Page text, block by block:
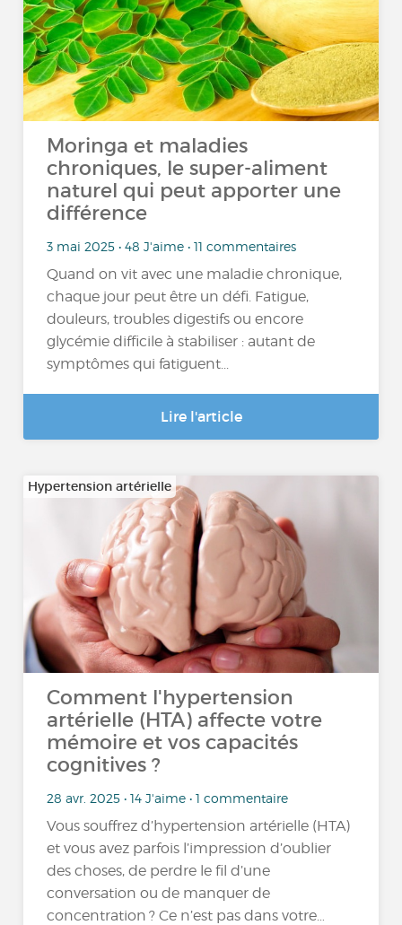
Moringa et maladies
chroniques, le super-aliment
naturel qui peut apporter une
différence
3 mai 2025 • 48 J'aime • 11 commentaires
Quand on vit avec une maladie chronique,
chaque jour peut être un défi. Fatigue,
douleurs, troubles digestifs ou encore
glycémie difficile à stabiliser : autant de
symptômes qui fatiguent...
Lire l'article
Hypertension artérielle
Comment l'hypertension
artérielle (HTA) affecte votre
mémoire et vos capacités
cognitives ?
28 avr. 2025 • 14 J'aime • 1 commentaire
Vous souffrez d’hypertension artérielle (HTA)
et vous avez parfois l’impression d’oublier
des choses, de perdre le fil d’une
conversation ou de manquer de
concentration ? Ce n’est pas dans votre…